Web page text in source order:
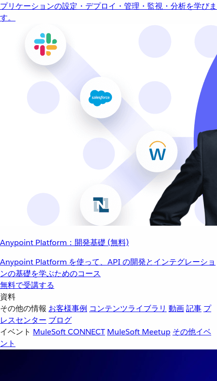
プリケーションの設定・デプロイ・管理・監視・分析を学びま
す。
Anypoint Platform：開発基礎 (無料)
Anypoint Platform を使って、API の開発とインテグレーショ
ンの基礎を学ぶためのコース
無料で受講する
資料
その他の情報 お客様事例 コンテンツライブラリ 動画記事 プ
レスセンター ブログ
イベント MuleSoft CONNECT MuleSoft Meetup その他イベ
ント